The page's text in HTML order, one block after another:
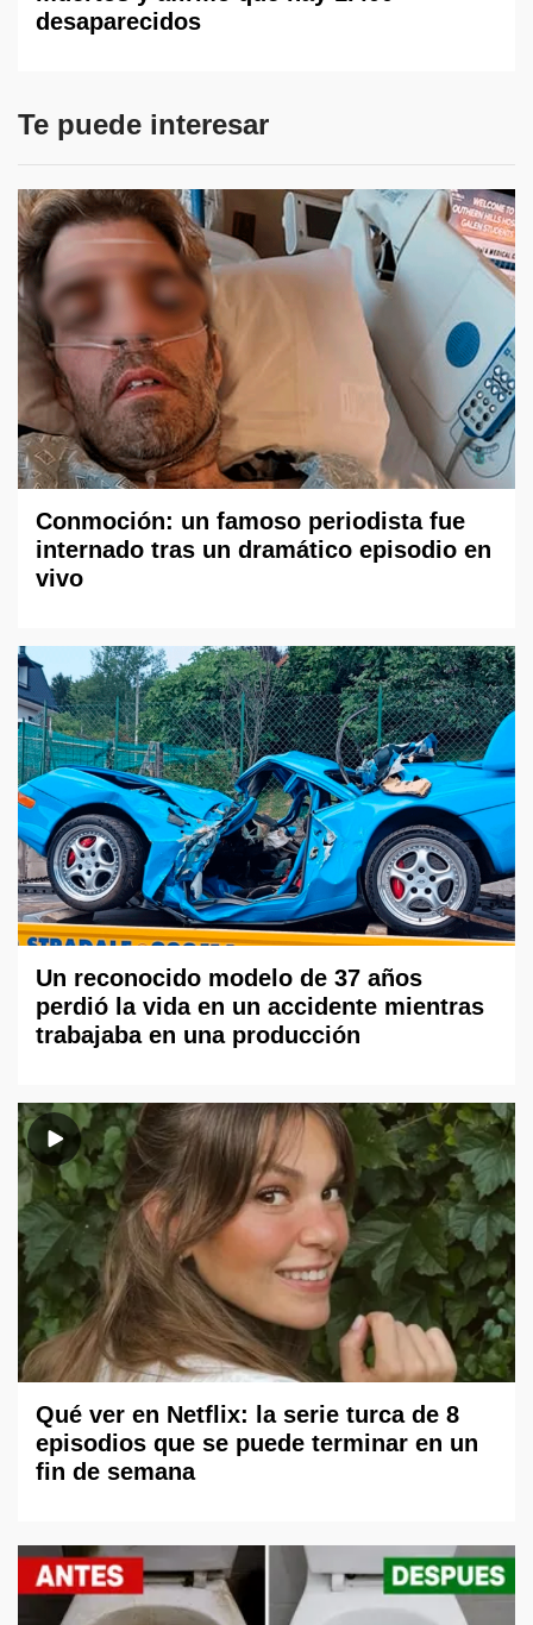
desaparecidos
Te puede interesar
Conmoción: un famoso periodista fue
internado tras un dramático episodio en
vivo
Un reconocido modelo de 37 años
perdió la vida en un accidente mientras
trabajaba en una producción
Qué ver en Netflix: la serie turca de 8
episodios que se puede terminar en un
fin de semana